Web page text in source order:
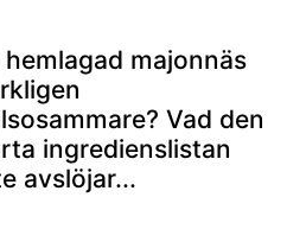
hemlagad majonnäs
Vad den
ingredienslistan
avslöjar...